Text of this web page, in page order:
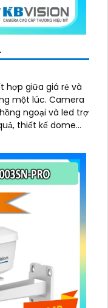
hợp giữa giá rẻ và
Camera
ngoại và led trợ
thiết kế dome